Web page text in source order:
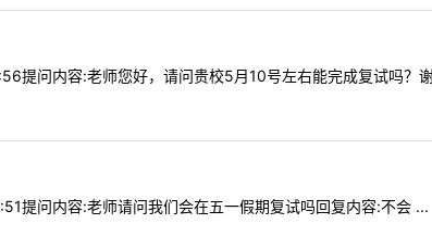
问内容:老师您好，请问贵校5月10号左右能完成复试吗？
问内容:老师请问我们会在五一假期复试吗回复内容:不会 ...